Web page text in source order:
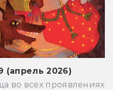
(апрель 2026)
во всех проявлениях